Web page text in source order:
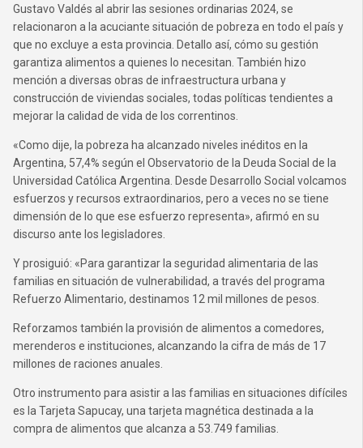
Gustavo Valdés al abrir las sesiones ordinarias 2024, se
relacionaron a la acuciante situación de pobreza en todo el país y
que no excluye a esta provincia. Detallo así, cómo su gestión
garantiza alimentos a quienes lo necesitan. También hizo
mención a diversas obras de infraestructura urbana y
construcción de viviendas sociales, todas políticas tendientes a
mejorar la calidad de vida de los correntinos.
«Como dije, la pobreza ha alcanzado niveles inéditos en la
Argentina, 57,4% según el Observatorio de la Deuda Social de la
Universidad Católica Argentina. Desde Desarrollo Social volcamos
esfuerzos y recursos extraordinarios, pero a veces no se tiene
dimensión de lo que ese esfuerzo representa», afirmó en su
discurso ante los legisladores.
Y prosiguió: «Para garantizar la seguridad alimentaria de las
familias en situación de vulnerabilidad, a través del programa
Refuerzo Alimentario, destinamos 12 mil millones de pesos.
Reforzamos también la provisión de alimentos a comedores,
merenderos e instituciones, alcanzando la cifra de más de 17
millones de raciones anuales.
Otro instrumento para asistir a las familias en situaciones difíciles
es la Tarjeta Sapucay, una tarjeta magnética destinada a la
compra de alimentos que alcanza a 53.749 familias.